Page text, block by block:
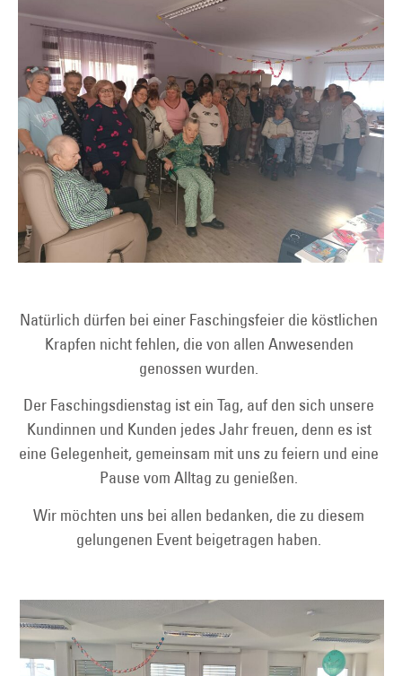
Natürlich dürfen bei einer Faschingsfeier die köstlichen
Krapfen nicht fehlen, die von allen Anwesenden
genossen wurden.
Der Faschingsdienstag ist ein Tag, auf den sich unsere
Kundinnen und Kunden jedes Jahr freuen, denn es ist
eine Gelegenheit, gemeinsam mit uns zu feiern und eine
Pause vom Alltag zu genießen.
Wir möchten uns bei allen bedanken, die zu diesem
gelungenen Event beigetragen haben.